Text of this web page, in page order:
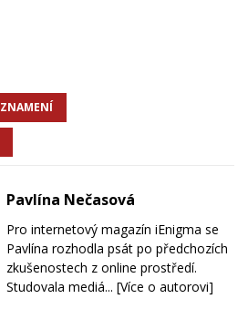
ZNAMENÍ
Pavlína Nečasová
Pro internetový magazín iEnigma se
Pavlína rozhodla psát po předchozích
zkušenostech z online prostředí.
Studovala mediá... [Více o autorovi]